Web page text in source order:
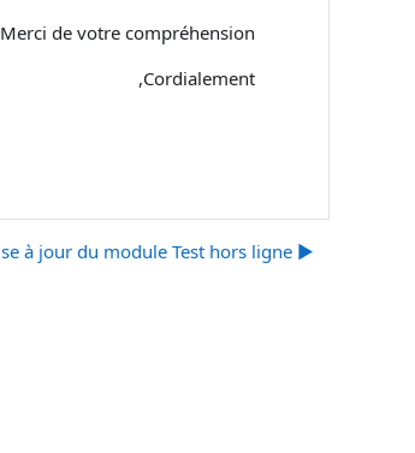
Merci de votre compréhension.
Cordialement,
▶︎ Mise à jour du module Test hors ligne